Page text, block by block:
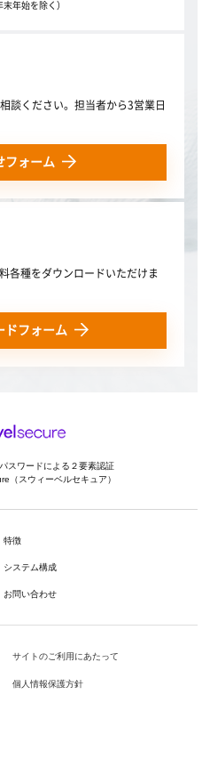
末年始を除く）
談ください。担当者から3営業日
フォーム
各種をダウンロードいただけま
ドフォーム
スワードによる２要素認証
（スウィーベルセキュア）
特徴
システム構成
お問い合わせ
サイトのご利用にあたって
個人情報保護方針